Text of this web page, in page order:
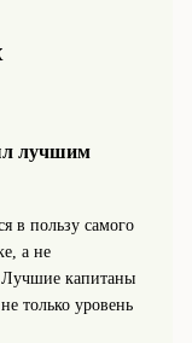
лучшим
в пользу самого
а не
Лучшие капитаны
только уровень